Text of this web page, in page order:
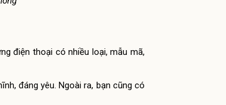
điện thoại có nhiều loại, mẫu mã,
đáng yêu. Ngoài ra, bạn cũng có